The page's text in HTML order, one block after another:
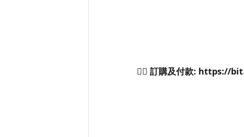
👉🏻 訂購及付款: https://